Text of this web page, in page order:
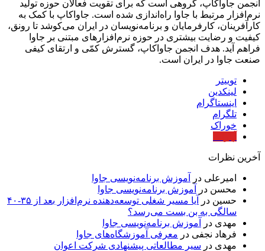
انجمن جاواکاپ، گروهی است که برای تقویت فعالان حوزه‌ تولید
نرم‌افزار مرتبط با جاوا راه‌اندازی شده است. جاواکاپ با کمک به
کارآفرینان، کارفرمایان و برنامه‌نویسان در ایران می‌کوشد تا رونق،
کیفیت و رضایت بیشتری در حوزه‌ نرم‌افزارهای مبتنی بر جاوا
فراهم آید. هدف انجمن جاواکاپ، گسترش کمّی و ارتقای کیفی
صنعت جاوا در ایران است.
توییتر
لینکدین
اینستاگرام
تلگرام
خوراک
آخرین نظرات
امیرعلی در
آموزش برنامه‌نویسی جاوا
محسن در
آموزش برنامه‌نویسی جاوا
حسین در
آیا مسیر شغلی توسعه‌دهنده نرم‌افزار بعد از ۳۵-۴۰
سالگی به بن بست می‌رسد؟
مهدی در
آموزش برنامه‌نویسی جاوا
فرهاد نجفی در معرفی آموزشگاه‌های جاوا
مهدی در سیر مطالعاتی پیشنهادی شرکت اعوان